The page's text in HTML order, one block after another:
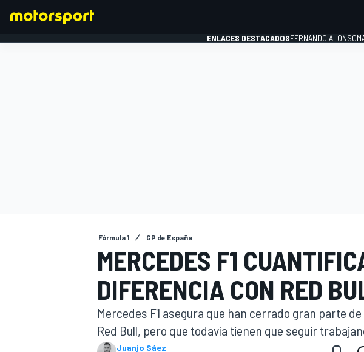
ENLACES DESTACADOSFERNANDO ALONSO
Fórmula 1 GP de España
MERCEDES F1
DIFERENCIA CON RED
Mercedes F1 asegura que han cerrado gran parte
Red Bull, pero que todavía tienen que seguir
Juanjo Sáez